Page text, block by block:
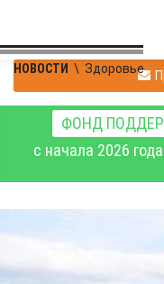
НОВОСТИ \ Здоровье
ФОНД
с начала 2026
В мае